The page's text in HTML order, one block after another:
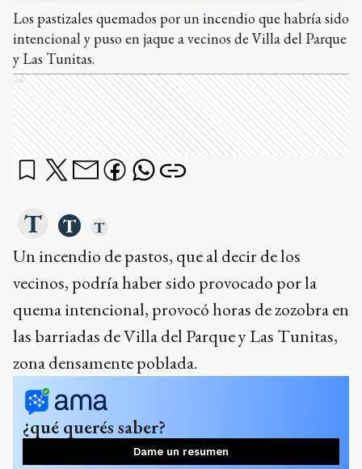
Los pastizales quemados por un incendio que habría sido
intencional y puso en jaque a vecinos de Villa del Parque
y Las Tunitas.
Ads
Un incendio de pastos, que al decir de los
vecinos, podría haber sido provocado por la
quema intencional, provocó horas de zozobra en
las barriadas de Villa del Parque y Las Tunitas,
zona densamente poblada.
¿qué querés saber?
Dame un resumen